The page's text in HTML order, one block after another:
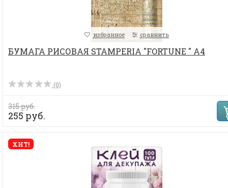
избранное сравнить
БУМАГА РИСОВАЯ STAMPERIA "FORTUNE " А4
(0)
315 руб.
255 руб.
ХИТ!